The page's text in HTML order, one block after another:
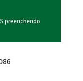
preenchendo